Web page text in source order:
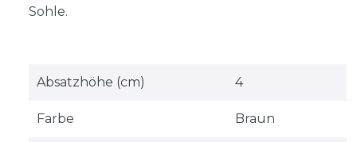
Sohle.
Absatzhöhe (cm) 4
Farbe Braun